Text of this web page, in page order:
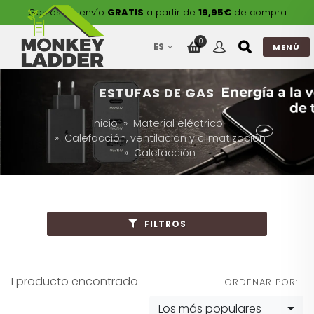
Gastos de envío GRATIS a partir de 19,95€de compra
ES 0
MENÚ
ESTUFAS DE GAS
Inicio
Material eléctrico
Calefacción, ventilación y climatización
Calefacción
FILTROS
1 producto encontrado ORDENAR POR:
Los más populares